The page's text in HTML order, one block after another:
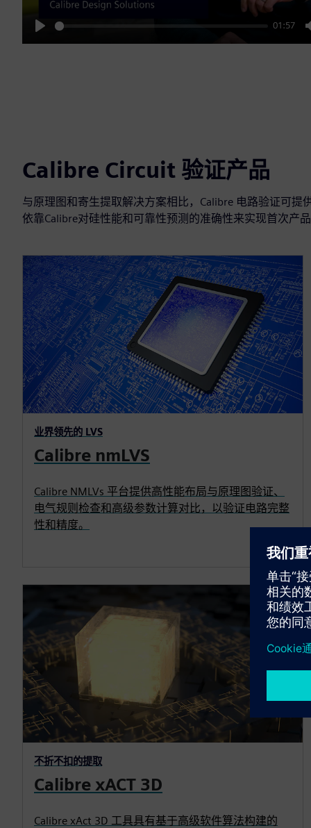
Play
01:57
Calibre Circuit 验证产品
与原理图和寄生提取解决方案相比，Calibre 电路验证可
依靠Calibre对硅性能和可靠性预测的准确性来实现首次产
业界领先的 LVS
Calibre nmLVS
Calibre NMLVs 平台提供高性能布局与原理图验证、
电气规则检查和高级参数计算对比，以验证电路完整
性和精度。
不折不扣的提取
Calibre xACT 3D
Calibre xAct 3D 工具具有基于高级软件算法构建的